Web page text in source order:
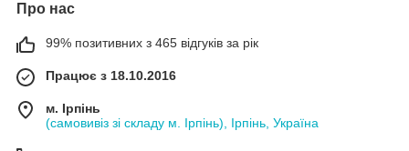
Про нас
99% позитивних з 465 відгуків за рік
Працює з 18.10.2016
м. Ірпінь
(самовивіз зі складу м. Ірпінь), Ірпінь, Україна